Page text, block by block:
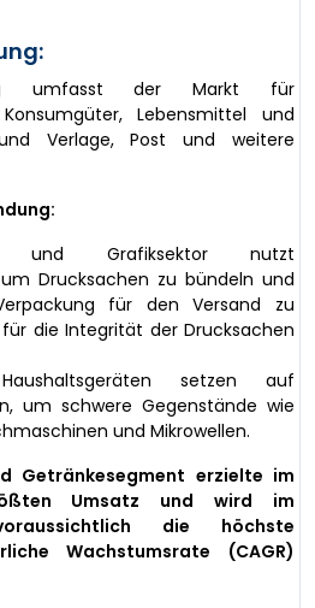
umfasst der Markt für
Lebensmittel und
Verlage, Post und weitere
und Grafiksektor nutzt
Drucksachen zu bündeln und
für den Versand zu
die Integrität der Drucksachen
setzen auf
um schwere Gegenstände wie
und Mikrowellen.
Getränkesegment erzielte im
Umsatz und wird im
die höchste
Wachstumsrate (CAGR)